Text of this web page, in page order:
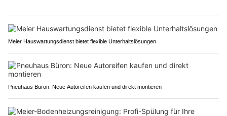
Meier Hauswartungsdienst bietet flexible Unterhaltslösungen
Pneuhaus Büron: Neue Autoreifen kaufen und direkt montieren